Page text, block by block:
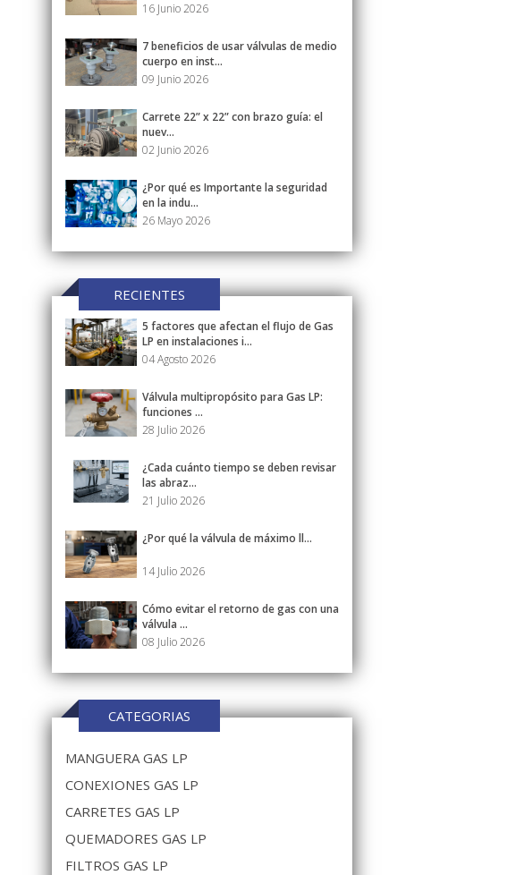
16 Junio 2026
7 beneficios de usar válvulas de medio
cuerpo en inst...
09 Junio 2026
Carrete 22” x 22” con brazo guía: el
nuev...
02 Junio 2026
¿Por qué es Importante la seguridad
en la indu...
26 Mayo 2026
RECIENTES
5 factores que afectan el flujo de Gas
LP en instalaciones i...
04 Agosto 2026
Válvula multipropósito para Gas LP:
funciones ...
28 Julio 2026
¿Cada cuánto tiempo se deben revisar
las abraz...
21 Julio 2026
¿Por qué la válvula de máximo ll...
14 Julio 2026
Cómo evitar el retorno de gas con una
válvula ...
08 Julio 2026
CATEGORIAS
MANGUERA GAS LP
CONEXIONES GAS LP
CARRETES GAS LP
QUEMADORES GAS LP
FILTROS GAS LP